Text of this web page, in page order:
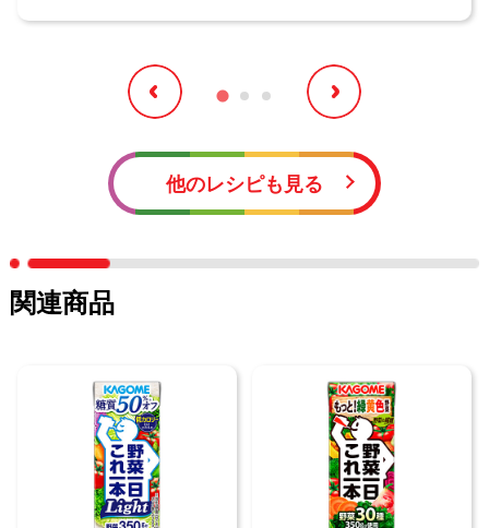
他のレシピも見る
関連商品